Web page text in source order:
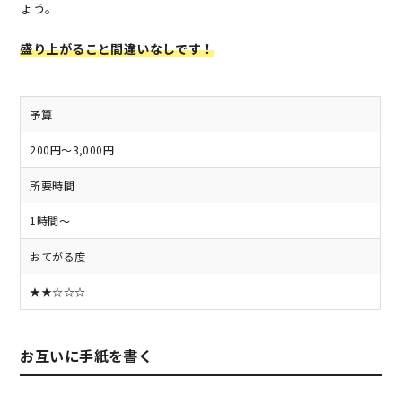
ょう。
盛り上がること間違いなしです！
予算
200円～3,000円
所要時間
1時間～
おてがる度
★★☆☆☆
お互いに手紙を書く